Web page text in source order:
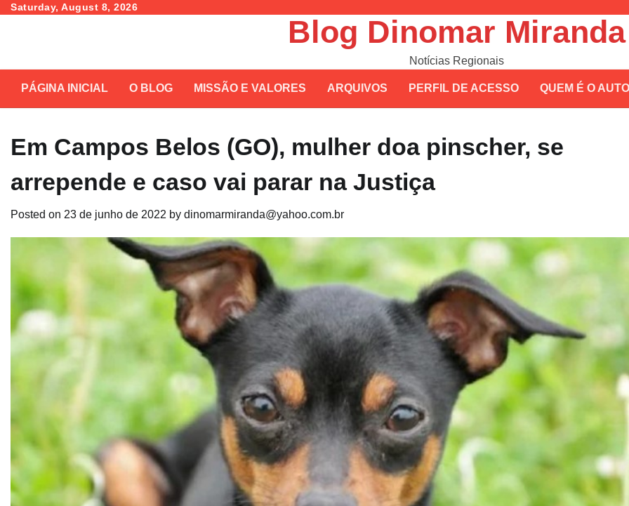
SkipSaturday, August 8, 2026
Blog Dinomar Miranda
Notícias Regionais
PÁGINA INICIAL O BLOG MISSÃO E VALORES ARQUIVOS PERFIL DE ACESSO QUEM É O
Em Campos Belos (GO), mulher doa pinscher, se
arrepende e caso vai parar na Justiça
Posted on 23 de junho de 2022 by dinomarmiranda@yahoo.com.br